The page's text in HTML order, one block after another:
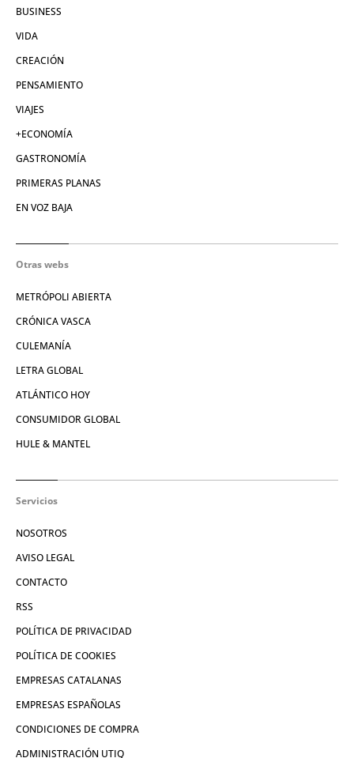
BUSINESS
VIDA
CREACIÓN
PENSAMIENTO
VIAJES
+ECONOMÍA
GASTRONOMÍA
PRIMERAS PLANAS
EN VOZ BAJA
Otras webs
METRÓPOLI ABIERTA
CRÓNICA VASCA
CULEMANÍA
LETRA GLOBAL
ATLÁNTICO HOY
CONSUMIDOR GLOBAL
HULE & MANTEL
Servicios
NOSOTROS
AVISO LEGAL
CONTACTO
RSS
POLÍTICA DE PRIVACIDAD
POLÍTICA DE COOKIES
EMPRESAS CATALANAS
EMPRESAS ESPAÑOLAS
CONDICIONES DE COMPRA
ADMINISTRACIÓN UTIQ